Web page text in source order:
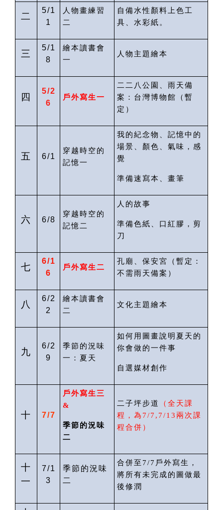
二
5/1
1
人物畫練習
二
自備水性顏料上色工
具、水彩紙。
三
5/1
8
繪本讀書會
一
人物主題繪本
四
5/2
6
戶外寫生一
二二八公園、雨天備
案：台灣博物館
（暫
定）
五 6/1
穿越時空的
記憶一
我的紀念物、記憶中的
場景、顏色、氣味，感
覺
準備速寫本、畫筆
六 6/8
穿越時空的
記憶二
人的故事
準備色紙、口紅膠，剪
刀
七
6/1
6
戶外寫生二
孔廟、保安宮（暫定：
不需雨天備案 ）
八
6/2
2
繪本讀書會
二
文化主題繪本
九
6/2
9
季節的況味
一：夏天
如何用圖畫說明夏天的
你會做的一件事
自選媒材創作
十 7/7
戶外寫生三
&
季節的況味
二
二子坪步道 （ 全天課
程 ，為 7/7 ,7/13 兩次課
程合併）
十
一
7/1
3
季節的況味
二
合併至 7/7 戶外寫生，
將所有未完成的圖做最
後修潤